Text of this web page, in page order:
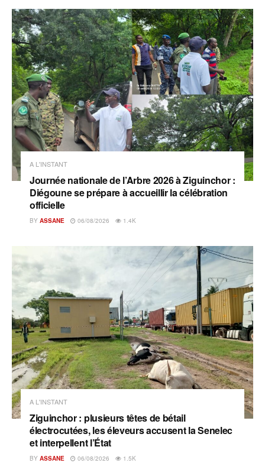
A L'INSTANT
Journée nationale de l’Arbre 2026 à Ziguinchor :
Diégoune se prépare à accueillir la célébration
officielle
BY ASSANE 06/08/2026 1.4K
A L'INSTANT
Ziguinchor : plusieurs têtes de bétail
électrocutées, les éleveurs accusent la Senelec
et interpellent l’État
BY ASSANE 06/08/2026 1.5K